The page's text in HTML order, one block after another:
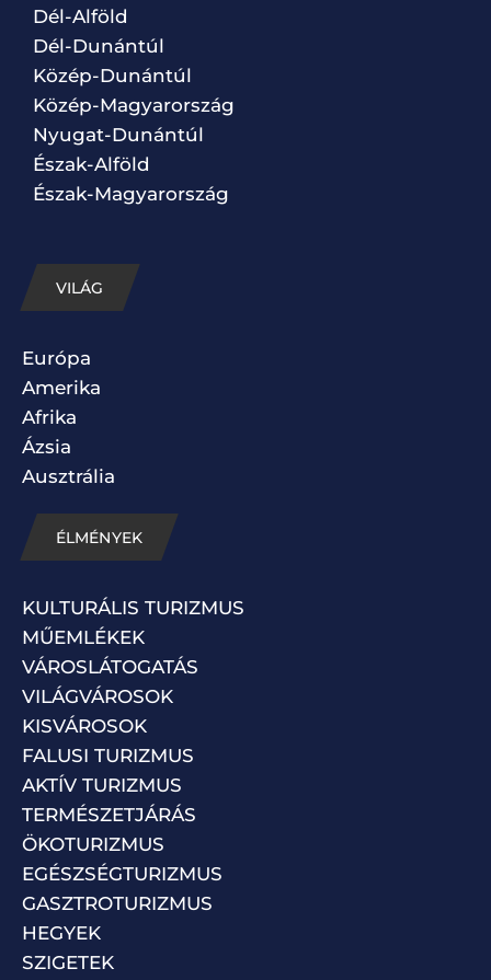
Dél-Alföld
Dél-Dunántúl
Közép-Dunántúl
Közép-Magyarország
Nyugat-Dunántúl
Észak-Alföld
Észak-Magyarország
VILÁG
Európa
Amerika
Afrika
Ázsia
Ausztrália
ÉLMÉNYEK
KULTURÁLIS TURIZMUS
MŰEMLÉKEK
VÁROSLÁTOGATÁS
VILÁGVÁROSOK
KISVÁROSOK
FALUSI TURIZMUS
AKTÍV TURIZMUS
TERMÉSZETJÁRÁS
ÖKOTURIZMUS
EGÉSZSÉGTURIZMUS
GASZTROTURIZMUS
HEGYEK
SZIGETEK